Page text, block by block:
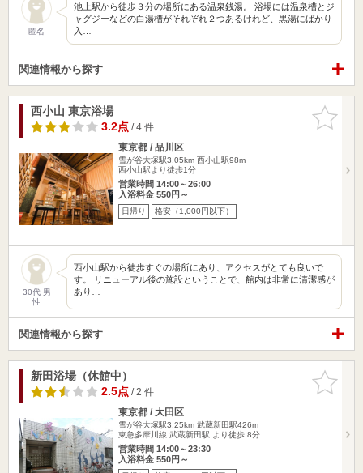
匿名
池上駅から徒歩３分の場所にある温泉銭湯。 浴場には温泉槽とジ
ャグジーなどの白湯槽がそれぞれ２つあるけれど、黒湯にばかり
入…
関連情報から探す
お気に入
りに追加
西小山 東京浴場
3.2点/ 4 件
東京都 / 品川区
雪が谷大塚駅3.05km 西小山駅98m
西小山駅より徒歩1分
営業時間 14:00～26:00
入浴料金 550円～
日帰り 格安（1,000円以下）
30代 男
性
西小山駅から徒歩すぐの場所にあり、アクセスがとても良いで
す。 リニューアル後の施設ということで、館内は非常に清潔感が
あり…
関連情報から探す
お気に入
りに追加
新田浴場（休館中）
2.5点/ 2 件
東京都 / 大田区
雪が谷大塚駅3.25km 武蔵新田駅426m
東急多摩川線 武蔵新田駅 より徒歩 8分
営業時間 14:00～23:30
入浴料金 550円～